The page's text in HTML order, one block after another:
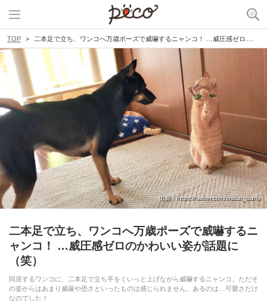
TOP 二本足で立ち、ワンコへ万歳ポーズで威嚇するニャンコ！ …威圧感ゼロのかわいい姿が話題に（笑）
出典 : https://twitter.com/inukai_tsuna
二本足で立ち、ワンコへ万歳ポーズで威嚇するニ
ャンコ！ …威圧感ゼロのかわいい姿が話題に
（笑）
同居するワンコに、二本足で立ち手をくいっと上げながら威嚇するニャンコ。ただそ
の姿からはあまり威厳や恐さといったものは感じられません。あるのは…可愛さだけ
なのでした！